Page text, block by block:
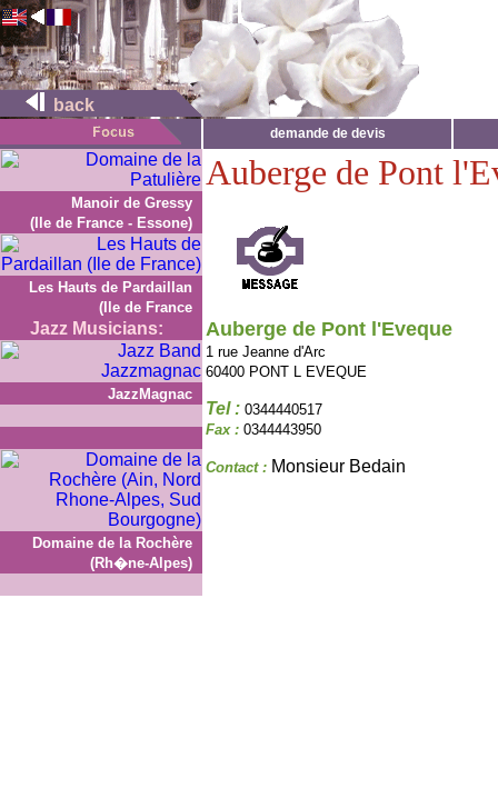
back
demande de devis
Manoir de Gressy
(Ile de France - Essone)
Les Hauts de Pardaillan
(Ile de France
Jazz Musicians:
JazzMagnac
Domaine de la Rochère
(Rh�ne-Alpes)
Auberge de Pont
Auberge de Pont l'Eveque
1 rue Jeanne d'Arc
60400 PONT L EVEQUE
Tel : 0344440517
Fax : 0344443950
Contact : Monsieur Bedain